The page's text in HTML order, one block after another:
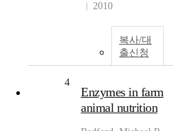
2010
복사/대
출신청
4
Enzymes in farm
animal nutrition